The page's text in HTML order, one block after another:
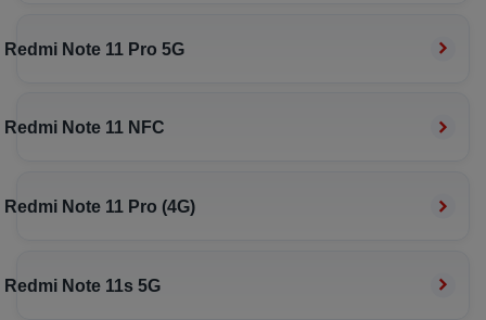
Redmi Note 11 Pro 5G
Redmi Note 11 NFC
Redmi Note 11 Pro (4G)
Redmi Note 11s 5G